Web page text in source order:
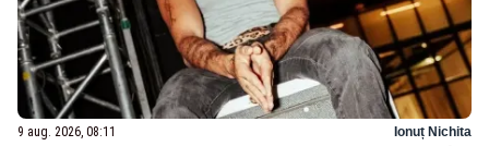
9 aug. 2026, 08:11 Ionuț Nichita